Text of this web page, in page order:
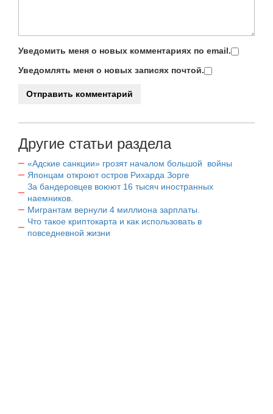
Уведомить меня о новых комментариях по email.
Уведомлять меня о новых записях почтой.
Другие статьи раздела
«Адские санкции» грозят началом большой войны
Японцам откроют остров Рихарда Зорге
За бандеровцев воюют 16 тысяч иностранных
наемников.
Мигрантам вернули 4 миллиона зарплаты.
Что такое криптокарта и как использовать в
повседневной жизни